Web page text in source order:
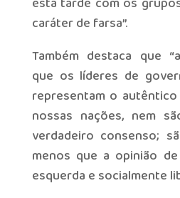
caráter de farsa”.
Também destaca que
que os líderes de
representam o
nossas nações, nem
verdadeiro consenso;
menos que a opinião
esquerda e socialmente